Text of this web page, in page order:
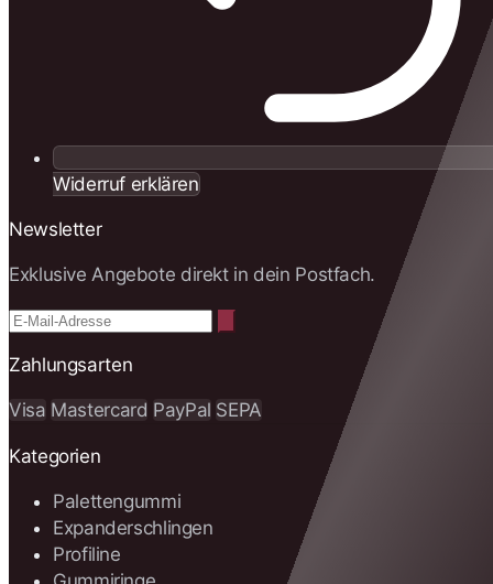
Widerruf erklären
Newsletter
Exklusive Angebote direkt in dein Postfach.
Zahlungsarten
Visa Mastercard PayPal SEPA
Kategorien
Palettengummi
Expanderschlingen
Profiline